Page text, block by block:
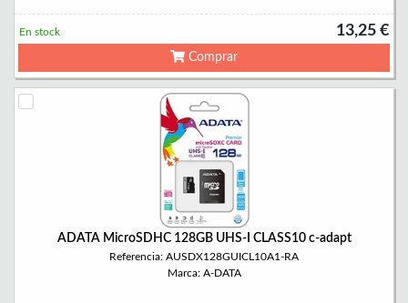
13,25 €
En stock
Comprar
ADATA MicroSDHC 128GB UHS-I CLASS10 c-adapt
Referencia: AUSDX128GUICL10A1-RA
Marca: A-DATA